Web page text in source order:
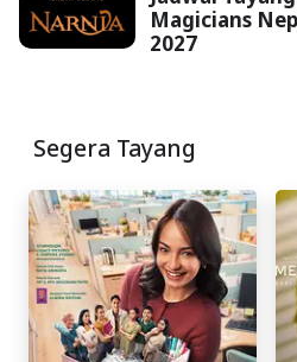
Magicians
2027
Segera Tayang